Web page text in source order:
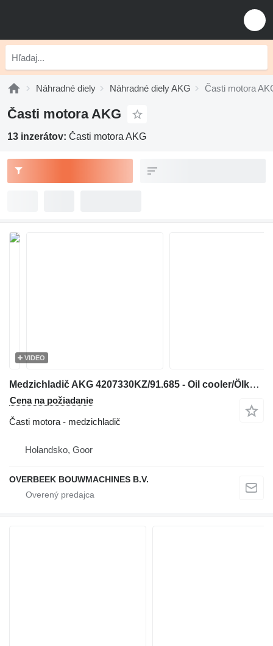
Náhradné diely Náhradné diely AKG Časti motora
Časti motora AKG
13 inzerátov: Časti motora AKG
VIDEO
Medzichladič AKG 4207330KZ/91.685 - Oil cooler/Ölkühler/Oliekoe na stavebného stroja
Cena na požiadanie
Časti motora - medzichladič
Holandsko, Goor
OVERBEEK BOUWMACHINES B.V.